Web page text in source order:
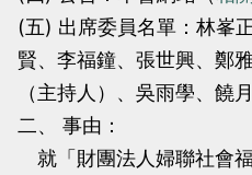
(五) 出席委員名單：林峯
賢、李福鐘、張世興、鄭
（主持人）、吳雨學、饒
二、 事由：
就「財團法人婦聯社會